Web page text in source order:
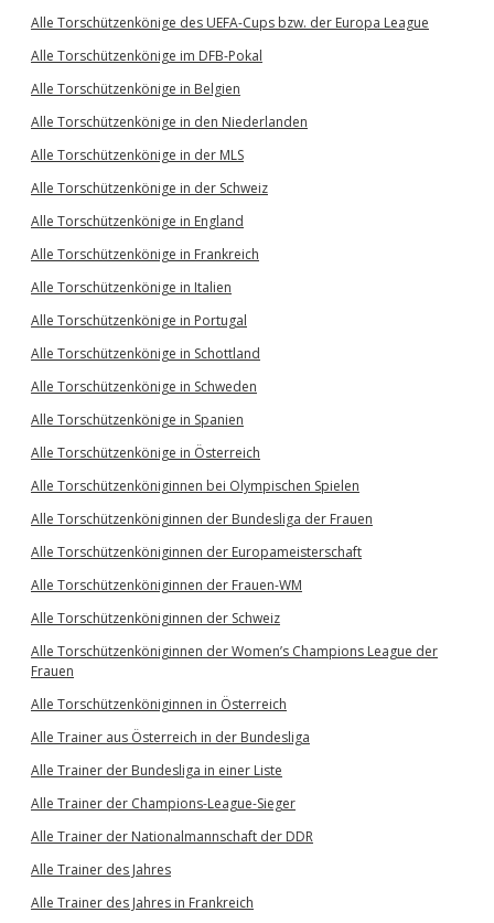
Alle Torschützenkönige des UEFA-Cups bzw. der Europa League
Alle Torschützenkönige im DFB-Pokal
Alle Torschützenkönige in Belgien
Alle Torschützenkönige in den Niederlanden
Alle Torschützenkönige in der MLS
Alle Torschützenkönige in der Schweiz
Alle Torschützenkönige in England
Alle Torschützenkönige in Frankreich
Alle Torschützenkönige in Italien
Alle Torschützenkönige in Portugal
Alle Torschützenkönige in Schottland
Alle Torschützenkönige in Schweden
Alle Torschützenkönige in Spanien
Alle Torschützenkönige in Österreich
Alle Torschützenköniginnen bei Olympischen Spielen
Alle Torschützenköniginnen der Bundesliga der Frauen
Alle Torschützenköniginnen der Europameisterschaft
Alle Torschützenköniginnen der Frauen-WM
Alle Torschützenköniginnen der Schweiz
Alle Torschützenköniginnen der Women’s Champions League der
Frauen
Alle Torschützenköniginnen in Österreich
Alle Trainer aus Österreich in der Bundesliga
Alle Trainer der Bundesliga in einer Liste
Alle Trainer der Champions-League-Sieger
Alle Trainer der Nationalmannschaft der DDR
Alle Trainer des Jahres
Alle Trainer des Jahres in Frankreich